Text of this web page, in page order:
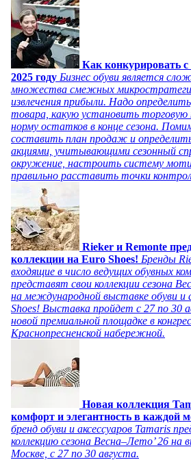
Как конкурировать
2025 году Бизнес обуви является
множества смежных
извлечения прибыли. Надо
товара, какую установить торговую
норму остатков в конце сезона.
составить план продаж и
акциями, учитывающими сезонный
окружение, настроить систему
правильно расставить точки
Rieker и Remonte
коллекции на Euro Shoes! Бренды
входящие в число ведущих обувных
представят свои коллекции сезона
на международной выставке обуви и
Shoes! Выставка пройдет c 27 по 30
новой премиальной площадке в
Краснопресненской набережной.
Новая коллекция
комфорт и элегантность в каждой
бренд обуви и аксессуаров Tamaris
коллекцию сезона Весна–Лето’ 26 на
Москве, с 27 по 30 августа.